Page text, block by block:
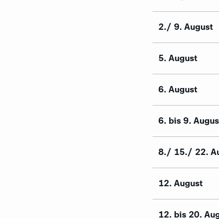
2./ 9. August
5. August
6. August
6. bis 9.
8./ 15./ 22.
12. August
12. bis 20.